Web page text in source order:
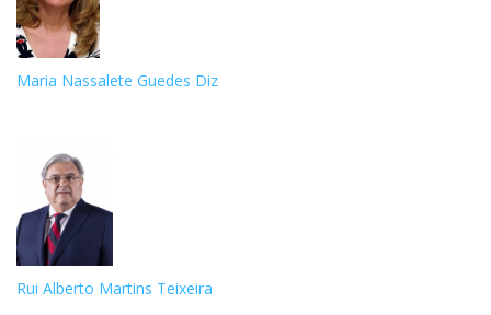
Maria Nassalete Guedes Diz
Rui Alberto Martins Teixeira